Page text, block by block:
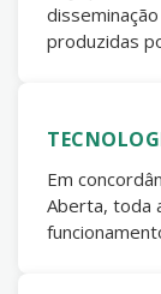
produzidas
Em
Aberta, toda